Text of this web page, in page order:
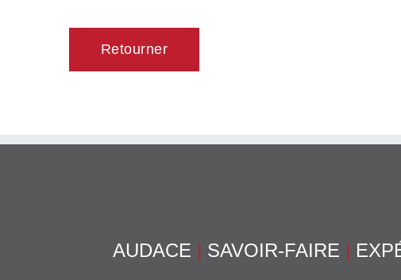
Retourner
AUDACE | SAVOIR-FAIRE |